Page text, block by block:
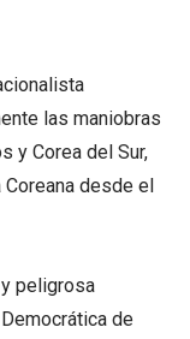
las maniobras
y Corea del Sur,
desde el
peligrosa
de